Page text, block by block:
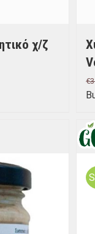
χ/ζ
€